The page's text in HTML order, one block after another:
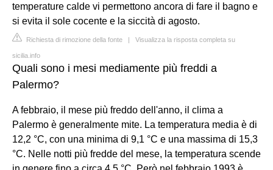
temperature calde vi permettono ancora di fare il bagno e
si evita il sole cocente e la siccità di agosto.
Richiesta di rimozione della fonte | Visualizza la risposta completa su
sicilia.info
Quali sono i mesi mediamente più freddi a
Palermo?
A febbraio, il mese più freddo dell'anno, il clima a
Palermo è generalmente mite. La temperatura media è di
12,2 °C, con una minima di 9,1 °C e una massima di 15,3
°C. Nelle notti più fredde del mese, la temperatura scende